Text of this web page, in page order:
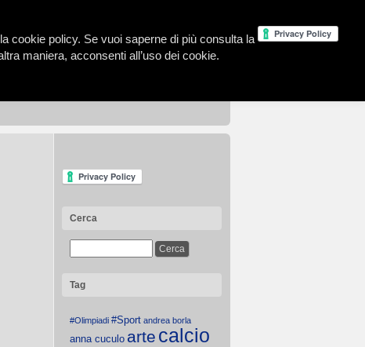
Cerca
Tag
#Olimpiadi #Sport andrea borla
anna cuculo arte calcio
cookie policy. Se vuoi saperne di più consulta la
maniera, acconsenti all’uso dei cookie.